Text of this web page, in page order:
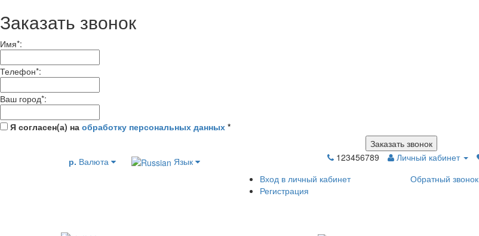
Заказать звонок
Имя*:
Телефон*:
Ваш город*:
Я согласен(а) на обработку персональных данных *
Заказать звонок
р. Валюта Язык 123456789 Личный кабинет
Вход в личный кабинет
Регистрация
Обратный звонок